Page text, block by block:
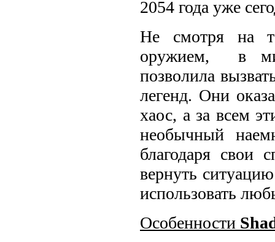
2054 года уже
Не смотря на
оружием, в
позволила
легенд. Они
хаос, а за всем
необычный
благодаря свои
вернуть
использовать
Особенности